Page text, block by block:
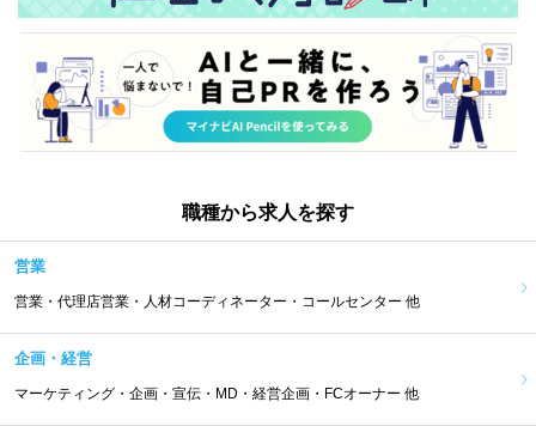
職種から求人を探す
営業
営業・代理店営業・人材コーディネーター・コールセンター 他
企画・経営
マーケティング・企画・宣伝・MD・経営企画・FCオーナー 他